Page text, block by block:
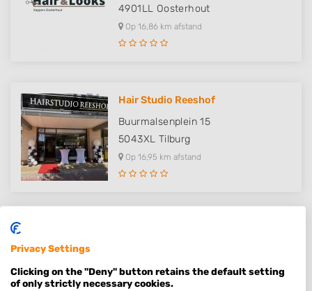
4901LL Oosterhout
Op 16,86 km afstand
Hair Studio Reeshof
Buurmalsenplein 15
5043XL Tilburg
Op 16,95 km afstand
5043XL Tilburg
Op 17,00 km afstand
Privacy Settings
Clicking on the "Deny" button retains the default setting
of only strictly necessary cookies.